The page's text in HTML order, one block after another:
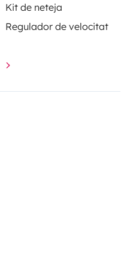
Kit de neteja
Regulador de velocitat